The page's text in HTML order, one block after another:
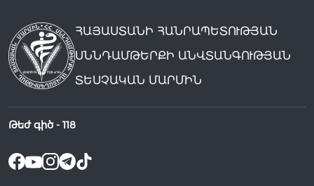
ՀԱՅԱՍՏԱՆԻ ՀԱՆՐԱՊԵՏՈՒԹՅԱՆ
ՍՆՆԴԱՄԹԵՐՔԻ ԱՆՎՏԱՆԳՈՒԹՅԱՆ
ՏԵՍՉԱԿԱՆ ՄԱՐՄԻՆ
Թեժ գիծ - 118